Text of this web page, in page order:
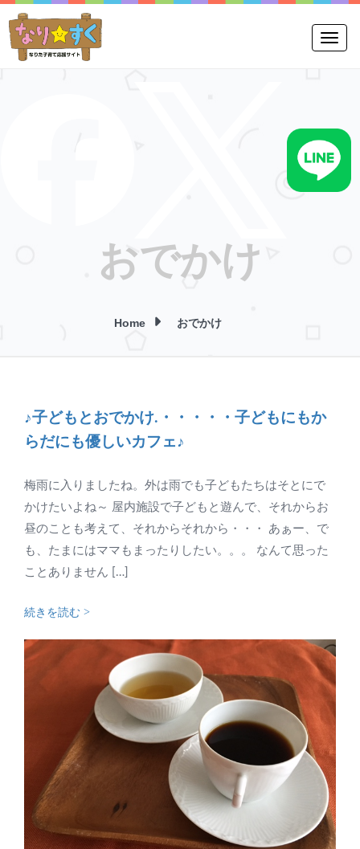
おでかけ
Home おでかけ
♪子どもとおでかけ.・・・・・子どもにもか
らだにも優しいカフェ♪
梅雨に入りましたね。外は雨でも子どもたちはそとにで
かけたいよね～ 屋内施設で子どもと遊んで、それからお
昼のことも考えて、それからそれから・・・ あぁー、で
も、たまにはママもまったりしたい。。。 なんて思った
ことありません […]
続きを読む >